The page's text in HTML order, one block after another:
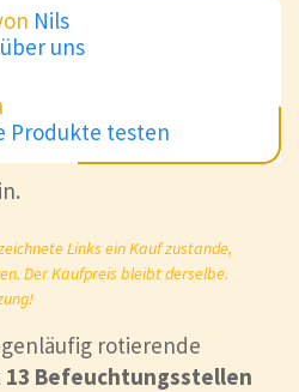
Nils
über uns
Produkte testen
Links ein Kauf zustande,
Der Kaufpreis bleibt derselbe.
rotierende
13 Befeuchtungsstellen